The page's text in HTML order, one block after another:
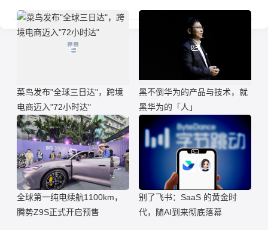
菜鸟发布"全球三日达"，跨境
电商迈入"72小时达"
黑不倒华为的产品与技术，就
黑华为的「人」
全球第一纯电续航1100km，
腾势Z9S正式开启预售
别了飞书：SaaS 的黄金时
代，随AI到来彻底落幕